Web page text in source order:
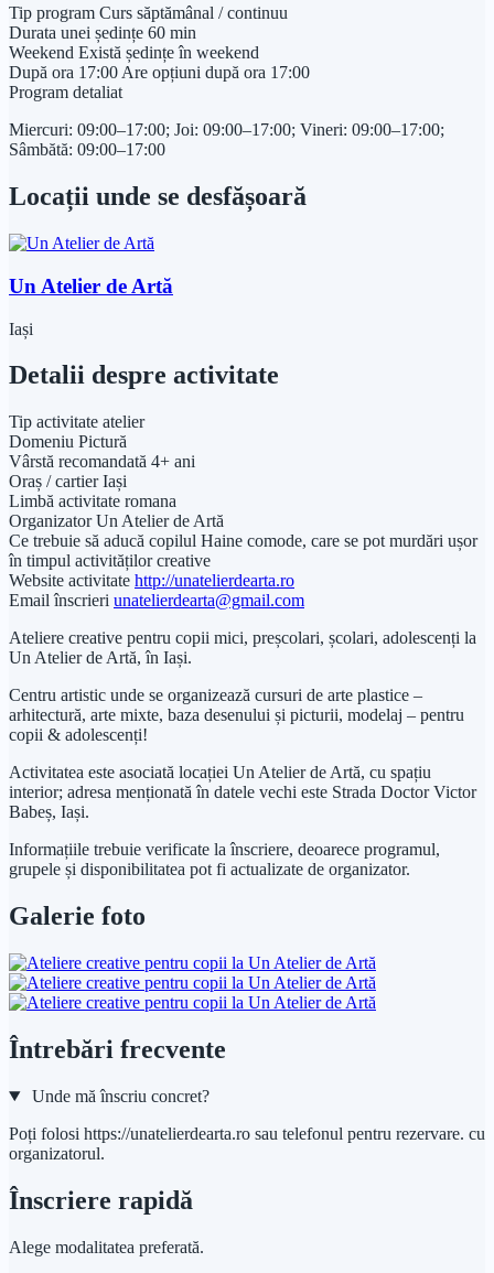
Tip program Curs săptămânal / continuu
Durata unei ședințe 60 min
Weekend Există ședințe în weekend
După ora 17:00 Are opțiuni după ora 17:00
Program detaliat
Miercuri: 09:00–17:00; Joi: 09:00–17:00; Vineri: 09:00–17:00;
Sâmbătă: 09:00–17:00
Locații unde se desfășoară
Un Atelier de Artă
Iași
Detalii despre activitate
Tip activitate atelier
Domeniu Pictură
Vârstă recomandată 4+ ani
Oraș / cartier Iași
Limbă activitate romana
Organizator Un Atelier de Artă
Ce trebuie să aducă copilul Haine comode, care se pot murdări ușor
în timpul activităților creative
Website activitate http://unatelierdearta.ro
Email înscrieri unatelierdearta@gmail.com
Ateliere creative pentru copii mici, preșcolari, școlari, adolescenți la
Un Atelier de Artă, în Iași.
Centru artistic unde se organizează cursuri de arte plastice –
arhitectură, arte mixte, baza desenului și picturii, modelaj – pentru
copii & adolescenți!
Activitatea este asociată locației Un Atelier de Artă, cu spațiu
interior; adresa menționată în datele vechi este Strada Doctor Victor
Babeș, Iași.
Informațiile trebuie verificate la înscriere, deoarece programul,
grupele și disponibilitatea pot fi actualizate de organizator.
Galerie foto
Întrebări frecvente
Unde mă înscriu concret?
Poți folosi https://unatelierdearta.ro sau telefonul pentru rezervare. cu
organizatorul.
Înscriere rapidă
Alege modalitatea preferată.